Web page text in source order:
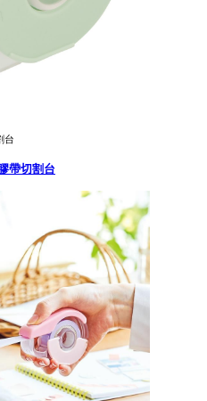
台
帶切割台